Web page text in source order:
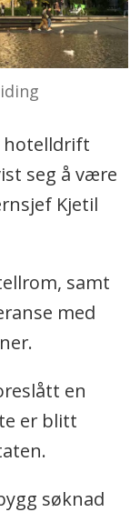
hotelldrift
seg å være
Kjetil
samt
med
en
er blitt
søknad